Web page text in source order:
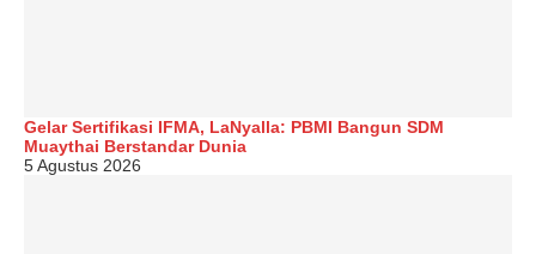
Gelar Sertifikasi IFMA, LaNyalla: PBMI Bangun SDM
Muaythai Berstandar Dunia
5 Agustus 2026